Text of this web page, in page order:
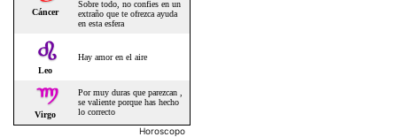
Horoscopo